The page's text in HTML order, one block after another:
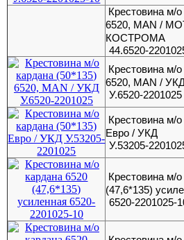
Крестовина м/
6520, MAN /
КОСТРОМА
44.6520-
Крестовина м/
6520, MAN /
У.6520-2201025
Крестовина м/
Евро / УКД
У.53205-
Крестовина м/
(47,6*135)
6520-2201025-